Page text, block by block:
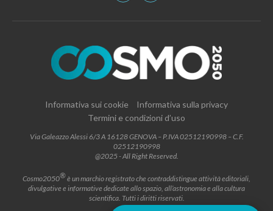
Informativa sui cookie
Informativa sulla privacy
Termini e condizioni d’uso
Via Galeazzo Alessi 6/3 A 16128 GENOVA – P.IVA 02512190998 – C.F.
02512190998
@2025 - All Right Reserved.
Cosmo2050®è un marchio registrato che contraddistingue attività editoriali,
divulgative e informative dedicate allo spazio, all’astronomia e alla cultura
scientifica. Tutti i diritti riservati.